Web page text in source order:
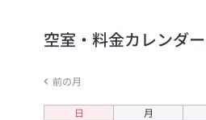
空室・料金カレンダー
日 月
前の月